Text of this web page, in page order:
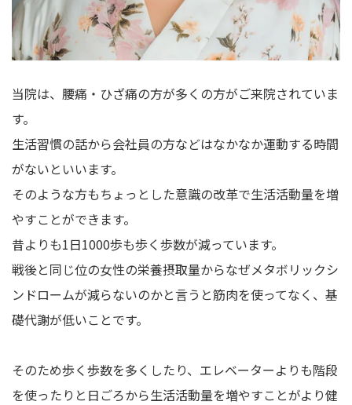
当院は、腰痛・ひざ痛の方が多くの方がご来院されていま
す。
生活習慣の話から会社員の方などはなかなか運動する時間
がないといいます。
そのような方もちょっとした意識の改革で生活活動量を増
やすことができます。
昔よりも1日1000歩も歩く歩数が減っています。
戦後と同じ位の女性の栄養摂取量からなぜメタボリックシ
ンドロームが減らないのかと言うと筋肉を使ってなく、基
礎代謝が低いことです。
そのため歩く歩数を多くしたり、エレベーターよりも階段
を使ったりと日ごろから生活活動量を増やすことがより健